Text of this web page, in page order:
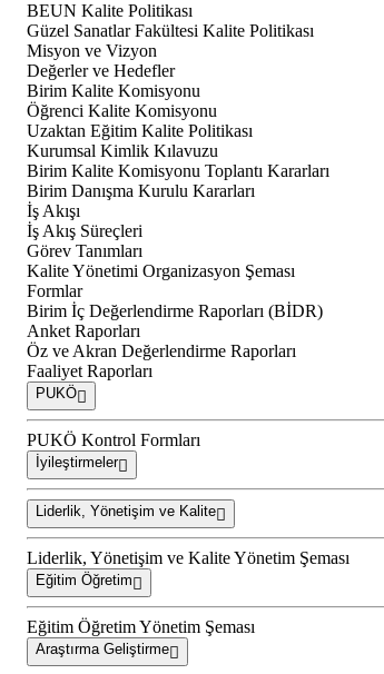
BEUN Kalite Politikası
Güzel Sanatlar Fakültesi Kalite Politikası
Misyon ve Vizyon
Değerler ve Hedefler
Birim Kalite Komisyonu
Öğrenci Kalite Komisyonu
Uzaktan Eğitim Kalite Politikası
Kurumsal Kimlik Kılavuzu
Birim Kalite Komisyonu Toplantı Kararları
Birim Danışma Kurulu Kararları
İş Akışı
İş Akış Süreçleri
Görev Tanımları
Kalite Yönetimi Organizasyon Şeması
Formlar
Birim İç Değerlendirme Raporları (BİDR)
Anket Raporları
Öz ve Akran Değerlendirme Raporları
Faaliyet Raporları
PUKÖ
PUKÖ Kontrol Formları
İyileştirmeler
Liderlik, Yönetişim ve Kalite
Liderlik, Yönetişim ve Kalite Yönetim Şeması
Eğitim Öğretim
Eğitim Öğretim Yönetim Şeması
Araştırma Geliştirme